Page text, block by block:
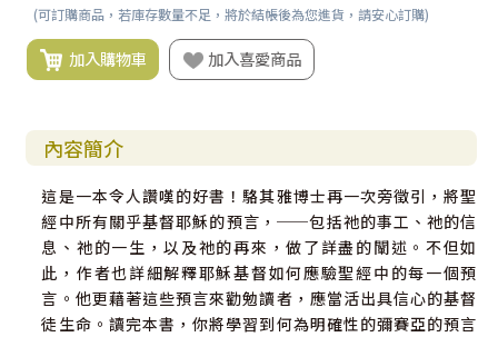
(可訂購商品，若庫存數量不足，將於結帳後為您進貨，請安心訂購)
加入購物車 加入喜愛商品
內容簡介
這是一本令人讚嘆的好書！駱其雅博士再一次旁徵引，將聖
經中所有關乎基督耶穌的預言，──包括祂的事工、祂的信
息、祂的一生，以及祂的再來，做了詳盡的闡述。不但如
此，作者也詳細解釋耶穌基督如何應驗聖經中的每一個預
言。他更藉著這些預言來勸勉讀者，應當活出具信心的基督
徒生命。讀完本書，你將學習到何為明確性的彌賽亞的預言